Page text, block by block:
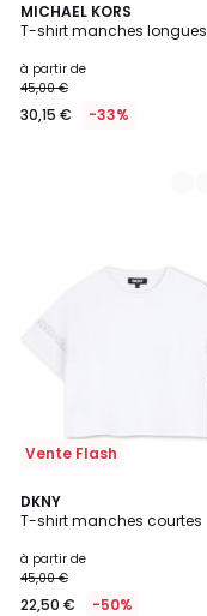
MICHAEL KORS
T-shirt manches longues
à partir de
45,00 €
30,15 € -33%
2
Couleurs
Vente Flash
DKNY
T-shirt manches courtes
à partir de
45,00 €
22,50 € -50%
2
Couleurs